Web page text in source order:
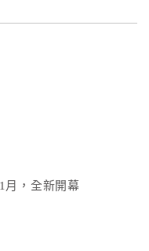
月，全新開幕